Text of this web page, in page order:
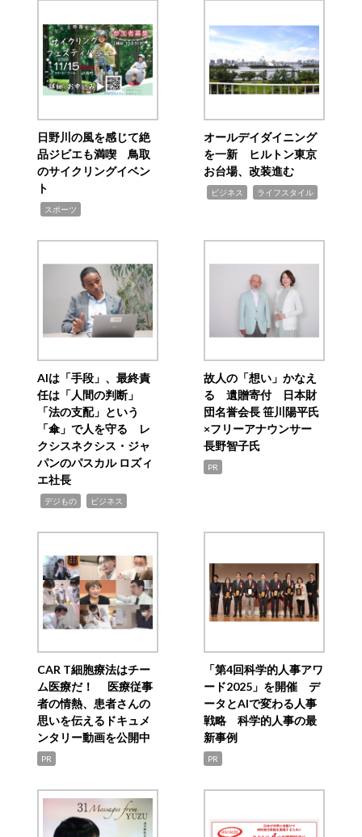
日野川の風を感じて絶
品ジビエも満喫 鳥取
のサイクリングイベン
ト
スポーツ
オールデイダイニング
を一新 ヒルトン東京
お台場、改装進む
ビジネス ライフスタイル
AIは「手段」、最終責
任は「人間の判断」
「法の支配」という
「傘」で人を守る レ
クシスネクシス・ジャ
パンのパスカル ロズィ
エ社長
デジもの ビジネス
故人の「想い」かなえ
る 遺贈寄付 日本財
団名誉会長 笹川陽平氏
×フリーアナウンサー
長野智子氏
PR
CAR T細胞療法はチー
ム医療だ！ 医療従事
者の情熱、患者さんの
思いを伝えるドキュメ
ンタリー動画を公開中
PR
「第4回科学的人事アワ
ード2025」を開催 デ
ータとAIで変わる人事
戦略 科学的人事の最
新事例
PR